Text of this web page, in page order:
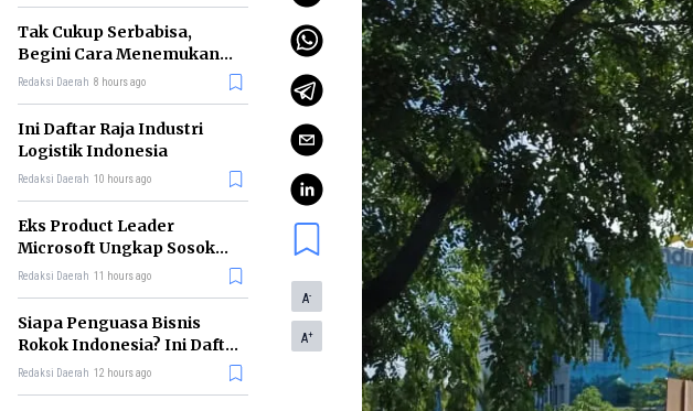
Tak Cukup Serbabisa,
Begini Cara Menemukan
'Spike' agar CV Dilirik HR
Redaksi Daerah 8 hours ago
Ini Daftar Raja Industri
Logistik Indonesia
Redaksi Daerah 10 hours ago
Eks Product Leader
Microsoft Ungkap Sosok
yang Paling Cocok
Redaksi Daerah 11 hours ago
Siapa Penguasa Bisnis
Rokok Indonesia? Ini Daftar
Perusahaan Terbesarnya
Redaksi Daerah 12 hours ago
A-
A+